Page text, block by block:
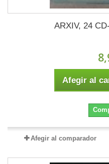
ARXIV, 24
Afegir al
Afegir al comparador